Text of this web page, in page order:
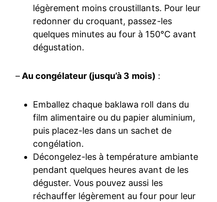
légèrement moins croustillants. Pour leur
redonner du croquant, passez-les
quelques minutes au four à 150°C avant
dégustation.
–Au congélateur (jusqu’à 3 mois) :
Emballez chaque baklawa roll dans du
film alimentaire ou du papier aluminium,
puis placez-les dans un sachet de
congélation.
Décongelez-les à température ambiante
pendant quelques heures avant de les
déguster. Vous pouvez aussi les
réchauffer légèrement au four pour leur